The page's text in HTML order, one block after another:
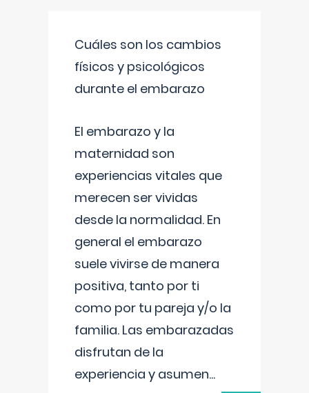
Cuáles son los cambios
físicos y psicológicos
durante el embarazo
El embarazo y la
maternidad son
experiencias vitales que
merecen ser vividas
desde la normalidad. En
general el embarazo
suele vivirse de manera
positiva, tanto por ti
como por tu pareja y/o la
familia. Las embarazadas
disfrutan de la
experiencia y asumen...